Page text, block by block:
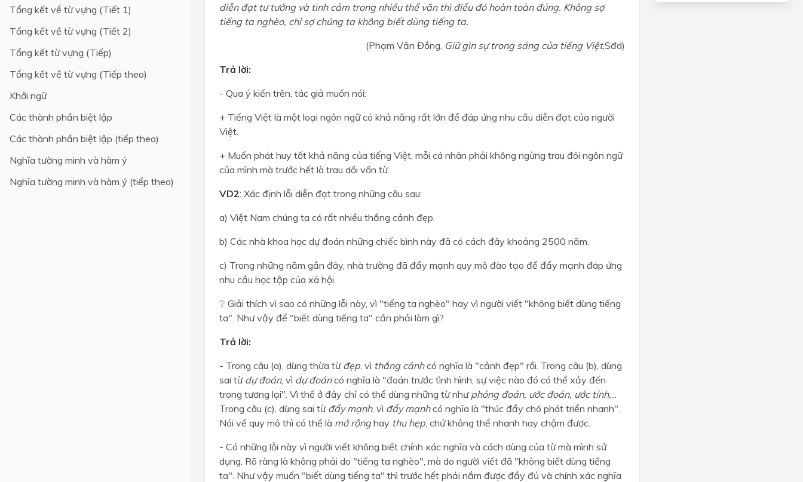
Lớp 3
Lớp 2
Lớp 1
Tổng kết về từ vựng (Tiết 1)
Tổng kết về từ vựng (Tiết 2)
Tổng kết từ vựng (Tiếp)
Tổng kết về từ vựng (Tiếp theo)
Khởi ngữ
Các thành phần biệt lập
Các thành phần biệt lập (tiếp theo)
Nghĩa tường minh và hàm ý
Nghĩa tường minh và hàm ý (tiếp theo)
diễn đạt tư tưởng và tình cảm trong nhiều thể văn thì điều đó hoàn toàn đúng. Không sợ
tiếng ta nghèo, chỉ sợ chúng ta không biết dùng tiếng ta.
(Phạm Văn Đồng, Giữ gìn sự trong sáng của tiếng Việt,Sđd)
Trả lời:
- Qua ý kiến trên, tác giả muốn nói:
+ Tiếng Việt là một loại ngôn ngữ có khả năng rất lớn để đáp ứng nhu cầu diễn đạt của người
Việt.
+ Muốn phát huy tốt khả năng của tiếng Việt, mỗi cá nhân phải không ngừng trau đôi ngôn ngữ
của mình mà trước hết là trau dồi vốn từ.
VD2: Xác định lỗi diễn đạt trong những câu sau:
a) Việt Nam chúng ta có rất nhiều thắng cảnh đẹp.
b) Các nhà khoa học dự đoán những chiếc bình này đã có cách đây khoảng 2500 năm.
c) Trong những năm gần đây, nhà trường đã đẩy mạnh quy mô đào tạo để đẩy mạnh đáp ứng
nhu cầu học tập của xã hội.
❔ Giải thích vì sao có những lỗi này, vì "tiếng ta nghèo" hay vì người viết "không biết dùng tiếng
ta". Như vậy để "biết dùng tiếng ta" cần phải làm gì?
Trả lời:
- Trong câu (a), dùng thừa từ đẹp , vì thắng cảnhcó nghĩa là "cảnh đẹp" rồi. Trong câu (b), dùng
sai từ dự đoán, vì dự đoáncó nghĩa là "đoán trước tình hình, sự việc nào đó có thể xảy đến
trong tương lại". Vì thế ở đây chỉ có thể dùng những từ như phỏng đoán, ước đoán, ước tính,
Trong câu (c), dùng sai từ đẩy mạnh, vì đẩy mạnhcó nghĩa là "thúc đẩy chó phát triển nhanh".
Nói về quy mô thì có thể là mở rộnghay thu hẹp , chứ không thể nhanh hay chậm được.
- Có những lỗi này vì người viết không biết chính xác nghĩa và cách dùng của từ mà mình sử
dụng. Rõ ràng là không phải do "tiếng ta nghèo", mà do người viết đã "không biết dùng tiếng
ta". Như vậy muốn "biết dùng tiếng ta" thì trước hết phải nắm được đầy đủ và chính xác nghĩa